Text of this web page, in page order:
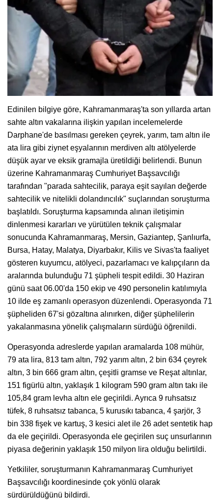
Edinilen bilgiye göre, Kahramanmaraş'ta son yıllarda artan
sahte altın vakalarına ilişkin yapılan incelemelerde
Darphane'de basılması gereken çeyrek, yarım, tam altın ile
ata lira gibi ziynet eşyalarının merdiven altı atölyelerde
düşük ayar ve eksik gramajla üretildiği belirlendi. Bunun
üzerine Kahramanmaraş Cumhuriyet Başsavcılığı
tarafından "parada sahtecilik, paraya eşit sayılan değerde
sahtecilik ve nitelikli dolandırıcılık" suçlarından soruşturma
başlatıldı. Soruşturma kapsamında alınan iletişimin
dinlenmesi kararları ve yürütülen teknik çalışmalar
sonucunda Kahramanmaraş, Mersin, Gaziantep, Şanlıurfa,
Bursa, Hatay, Malatya, Diyarbakır, Kilis ve Sivas'ta faaliyet
gösteren kuyumcu, atölyeci, pazarlamacı ve kalıpçıların da
aralarında bulunduğu 71 şüpheli tespit edildi. 30 Haziran
günü saat 06.00'da 150 ekip ve 490 personelin katılımıyla
10 ilde eş zamanlı operasyon düzenlendi. Operasyonda 71
şüpheliden 67'si gözaltına alınırken, diğer şüphelilerin
yakalanmasına yönelik çalışmaların sürdüğü öğrenildi.
Operasyonda adreslerde yapılan aramalarda 108 mühür,
79 ata lira, 813 tam altın, 792 yarım altın, 2 bin 634 çeyrek
altın, 3 bin 666 gram altın, çeşitli gramse ve Reşat altınlar,
151 figürlü altın, yaklaşık 1 kilogram 590 gram altın takı ile
105,84 gram levha altın ele geçirildi. Ayrıca 9 ruhsatsız
tüfek, 8 ruhsatsız tabanca, 5 kurusıkı tabanca, 4 şarjör, 3
bin 338 fişek ve kartuş, 3 kesici alet ile 26 adet sentetik hap
da ele geçirildi. Operasyonda ele geçirilen suç unsurlarının
piyasa değerinin yaklaşık 150 milyon lira olduğu belirtildi.
Yetkililer, soruşturmanın Kahramanmaraş Cumhuriyet
Başsavcılığı koordinesinde çok yönlü olarak
sürdürüldüğünü bildirdi.